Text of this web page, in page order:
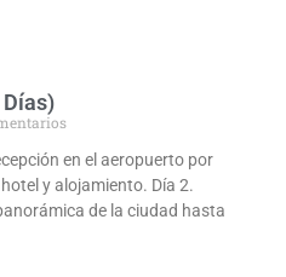
en el aeropuerto por
y alojamiento. Día 2.
de la ciudad hasta